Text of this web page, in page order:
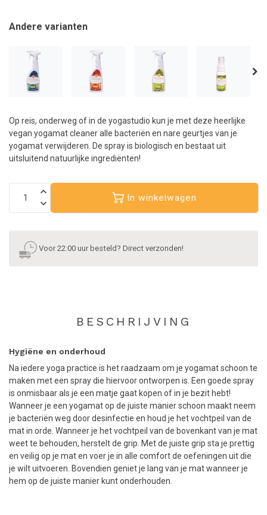
Andere varianten
Op reis, onderweg of in de yogastudio kun je met deze heerlijke
vegan yogamat cleaner alle bacteriën en nare geurtjes van je
yogamat verwijderen. De spray is biologisch en bestaat uit
uitsluitend natuurlijke ingrediënten!
In winkelwagen
Voor 22:00 uur besteld? Direct verzonden!
BESCHRIJVING
Hygiëne en onderhoud
Na iedere yoga practice is het raadzaam om je yogamat schoon te
maken met een spray die hiervoor ontworpen is. Een goede spray
is onmisbaar als je een matje gaat kopen of in je bezit hebt!
Wanneer je een yogamat op de juiste manier schoon maakt neem
je bacteriën weg door desinfectie en houd je het vochtpeil van de
mat in orde. Wanneer je het vochtpeil van de bovenkant van je mat
weet te behouden, herstelt de grip. Met de juiste grip sta je prettig
en veilig op je mat en voer je in alle comfort de oefeningen uit die
je wilt uitvoeren. Bovendien geniet je lang van je mat wanneer je
hem op de juiste manier kunt onderhouden.